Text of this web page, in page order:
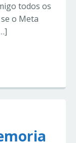
todos os
o Meta